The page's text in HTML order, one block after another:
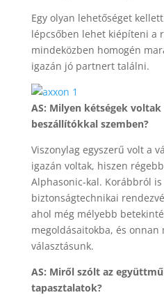
Egy olyan lehetőséget
lépcsőben lehet kiépíteni a
mindeközben homogén
igazán jó partnert találni.
AS: Milyen kétségek voltak
beszállítókkal szemben?
Viszonylag egyszerű volt a
igazán voltak, hiszen
Alphasonic-kal. Korábbról
biztonságtechnikai
ahol még mélyebb
megoldásaitokba, és
választásunk.
AS: Miről szólt az
tapasztalatok?